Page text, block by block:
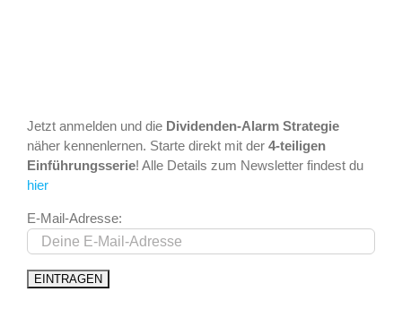
Jetzt anmelden und die Dividenden-Alarm Strategie
näher kennenlernen. Starte direkt mit der 4-teiligen
Einführungsserie! Alle Details zum Newsletter findest du
hier
E-Mail-Adresse: